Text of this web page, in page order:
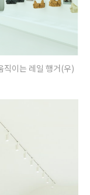
직이는 레일 행거(우)